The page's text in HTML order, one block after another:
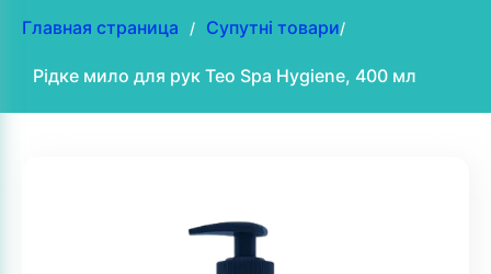
Главная страница / Супутні товари/
Рідке мило для рук Teo Spa Hygiene, 400 мл